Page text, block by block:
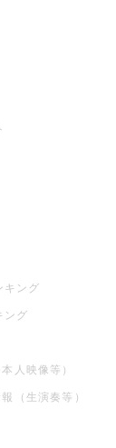
キング
ング
人映像等）
（生演奏等）